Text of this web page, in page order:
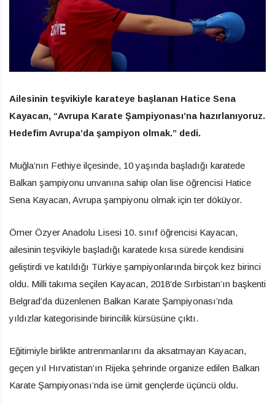
Ailesinin teşvikiyle karateye başlanan Hatice Sena
Kayacan, “Avrupa Karate Şampiyonası’na hazırlanıyoruz.
Hedefim Avrupa’da şampiyon olmak.” dedi.
Muğla’nın Fethiye ilçesinde, 10 yaşında başladığı karatede
Balkan şampiyonu unvanına sahip olan lise öğrencisi Hatice
Sena Kayacan, Avrupa şampiyonu olmak için ter döküyor.
Ömer Özyer Anadolu Lisesi 10. sınıf öğrencisi Kayacan,
ailesinin teşvikiyle başladığı karatede kısa sürede kendisini
geliştirdi ve katıldığı Türkiye şampiyonlarında birçok kez birinci
oldu. Milli takıma seçilen Kayacan, 2018’de Sırbistan’ın başkenti
Belgrad’da düzenlenen Balkan Karate Şampiyonası’nda
yıldızlar kategorisinde birincilik kürsüsüne çıktı.
Eğitimiyle birlikte antrenmanlarını da aksatmayan Kayacan,
geçen yıl Hırvatistan’ın Rijeka şehrinde organize edilen Balkan
Karate Şampiyonası’nda ise ümit gençlerde üçüncü oldu.